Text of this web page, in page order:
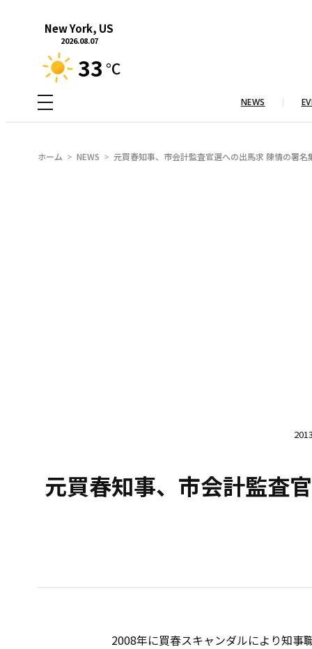
New York, US
2026.08.07
33 °C
NEWS
ホーム NEWS 元買春知事、市会計監査官選への出馬求 陳情の署名
元買春知事、市会計監査
2008年に買春スキャンダルにより知事